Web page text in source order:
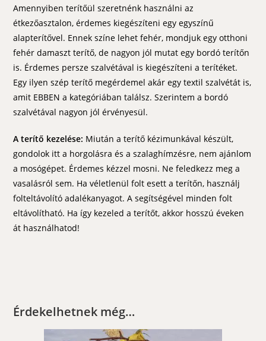
Amennyiben terítőül szeretnénk használni az
étkezőasztalon, érdemes kiegészíteni egy egyszínű
alapterítővel. Ennek színe lehet fehér, mondjuk egy otthoni
fehér damaszt terítő, de nagyon jól mutat egy bordó terítőn
is. Érdemes persze szalvétával is kiegészíteni a terítéket.
Egy ilyen szép terítő megérdemel akár egy textil szalvétát is,
amit EBBEN a kategóriában találsz. Szerintem a bordó
szalvétával nagyon jól érvényesül.
A terítő kezelése: Miután a terítő kézimunkával készült,
gondolok itt a horgolásra és a szalaghímzésre, nem ajánlom
a mosógépet. Érdemes kézzel mosni. Ne feledkezz meg a
vasalásról sem. Ha véletlenül folt esett a terítőn, használj
folteltávolító adalékanyagot. A segítségével minden folt
eltávolítható. Ha így kezeled a terítőt, akkor hosszú éveken
át használhatod!
Érdekelhetnek még…